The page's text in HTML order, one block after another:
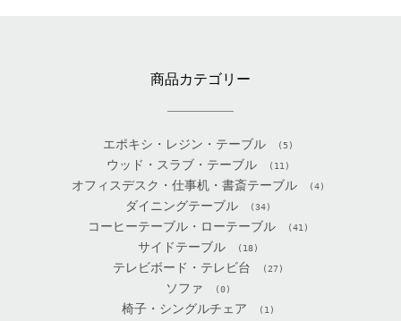
商品カテゴリー
エポキシ・レジン・テーブル (5)
ウッド・スラブ・テーブル (11)
オフィスデスク・仕事机・書斎テーブル (4)
ダイニングテーブル (34)
コーヒーテーブル・ローテーブル (41)
サイドテーブル (18)
テレビボード・テレビ台 (27)
ソファ (0)
椅子・シングルチェア (1)